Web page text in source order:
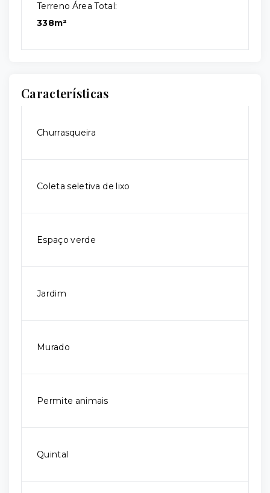
Terreno Área Total:
338m²
Características
Churrasqueira
Coleta seletiva de lixo
Espaço verde
Jardim
Murado
Permite animais
Quintal